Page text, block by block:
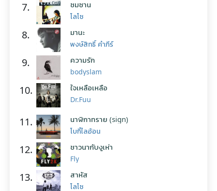
7. ซมซาน
โลโซ
8. มานะ
พงษ์สิทธิ์ คำภีร์
9. ความรัก
bodyslam
10. ใจเหลือเหลือ
Dr.Fuu
11. นาฬิกาทราย (sign)
โบกี้ไลอ้อน
12. ชาวนากับงูเห่า
Fly
13. สาหัส
โลโซ